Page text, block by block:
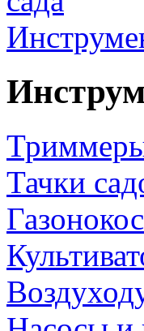
Тачки